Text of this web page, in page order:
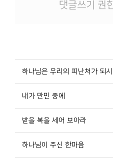
댓글쓰기 권
하나님은 우리의 피난처가 되시
내가 만민 중에
받을 복을 세어 보아라
하나님이 주신 한마음